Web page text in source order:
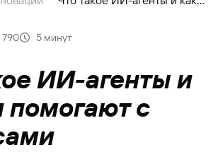
790 5 минут
ИИ-агенты и
помогают с